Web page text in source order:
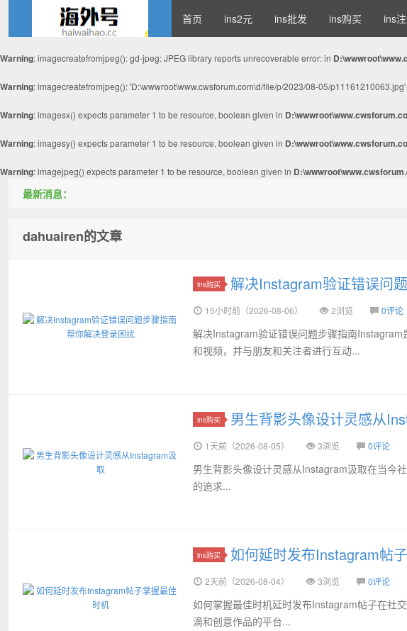
Warning: imagecreatefromjpeg(): gd-jpeg: JPEG library reports unrecoverable error: in
Warning: imagecreatefromjpeg(): 'D:\wwwroot\www.cwsforum.com\d/file/p/2023/08-05/
Warning: imagesx() expects parameter 1 to be resource, boolean given in
Warning: imagesy() expects parameter 1 to be resource, boolean given in
Warning: imagejpeg() expects parameter 1 to be resource, boolean given in
首页 ins2元 ins批发 ins购买 ins
最新消息：
dahuairen的文章
ins购买 解决Instagram验证错误问
15小时前（2026-08-06） 2浏览 0评论
解决Instagram验证错误问题步骤指南
和视频，并与朋友和关注者进行互动...
ins购买 男生背影头像设计灵感从
1天前（2026-08-05） 3浏览 0评论
男生背影头像设计灵感从Instagram汲取在当今
的追求...
ins购买 如何延时发布Instagram帖
2天前（2026-08-04） 3浏览 0评论
如何掌握最佳时机延时发布Instagram帖子在社
滴和创意作品的平台...